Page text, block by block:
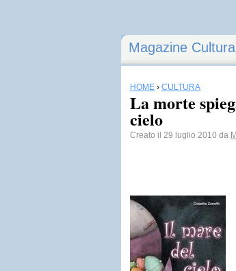
Magazine Cultura
HOME › CULTURA
La morte
cielo
Creato il 29 luglio 2010 da